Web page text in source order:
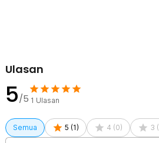
Ulasan
5/5 1 Ulasan
Semua 5 (1 ) 4 (0) 3 (